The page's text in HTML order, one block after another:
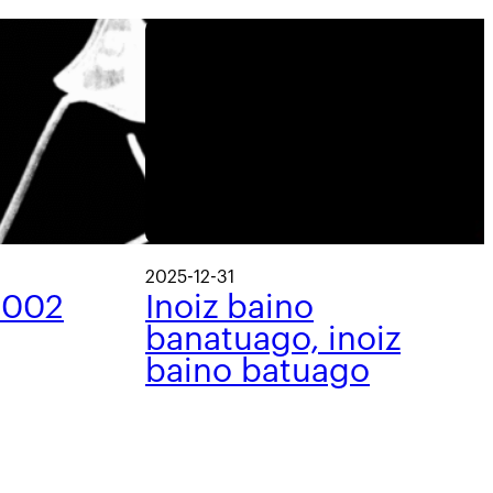
002
2025-12-31
Inoiz baino
banatuago, inoiz
baino batuago